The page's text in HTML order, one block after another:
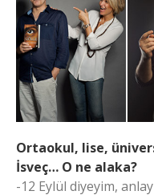
Ortaokul, lise,
İsveç… O ne alaka?
-12 Eylül diyeyim,